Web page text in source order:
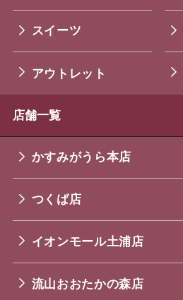
スイーツ
アウトレット
店舗一覧
かすみがうら本店
つくば店
イオンモール土浦店
流山おおたかの森店